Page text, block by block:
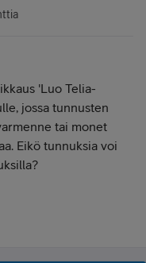
'Luo Telia-
jossa tunnusten
tai monet
Eikö tunnuksia voi